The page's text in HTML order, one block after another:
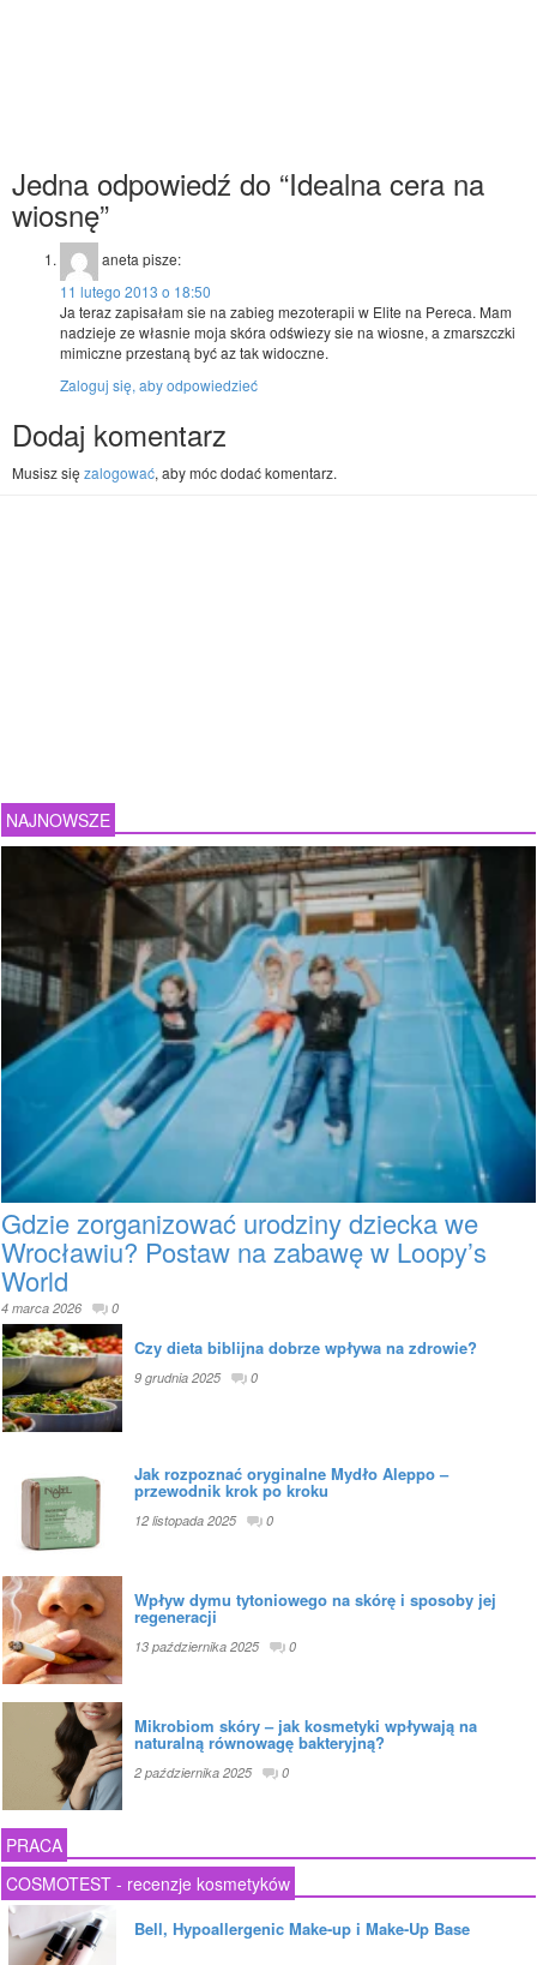
Jedna odpowiedź do “Idealna cera na
wiosnę”
aneta pisze:
11 lutego 2013 o 18:50
Ja teraz zapisałam sie na zabieg mezoterapii w Elite na Pereca. Mam
nadzieje ze własnie moja skóra odświezy sie na wiosne, a zmarszczki
mimiczne przestaną być az tak widoczne.
Zaloguj się, aby odpowiedzieć
Dodaj komentarz
Musisz się zalogować, aby móc dodać komentarz.
NAJNOWSZE
Gdzie zorganizować urodziny dziecka we
Wrocławiu? Postaw na zabawę w Loopy’s
World
4 marca 2026 0
Czy dieta biblijna dobrze wpływa na zdrowie?
9 grudnia 2025 0
Jak rozpoznać oryginalne Mydło Aleppo –
przewodnik krok po kroku
12 listopada 2025 0
Wpływ dymu tytoniowego na skórę i sposoby jej
regeneracji
13 października 2025 0
Mikrobiom skóry – jak kosmetyki wpływają na
naturalną równowagę bakteryjną?
2 października 2025 0
PRACA
COSMOTEST - recenzje kosmetyków
Bell, Hypoallergenic Make-up i Make-Up Base